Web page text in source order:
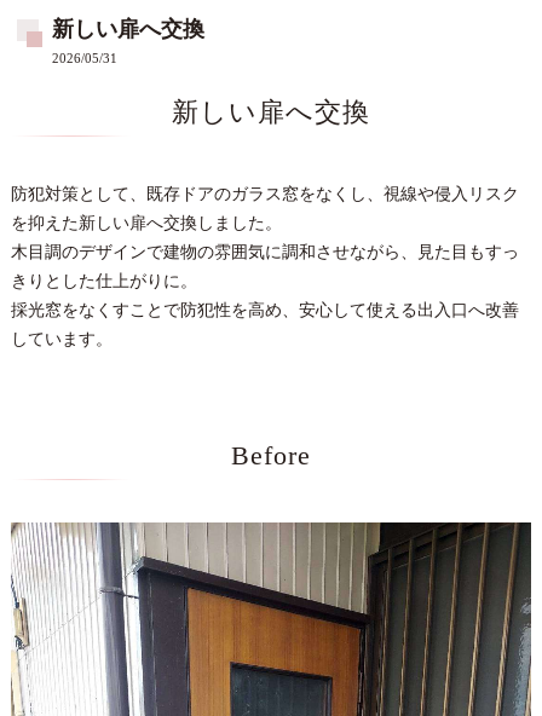
新しい扉へ交換
2026/05/31
新しい扉へ交換
防犯対策として、既存ドアのガラス窓をなくし、視線や侵入リスク
を抑えた新しい扉へ交換しました。
木目調のデザインで建物の雰囲気に調和させながら、見た目もすっ
きりとした仕上がりに。
採光窓をなくすことで防犯性を高め、安心して使える出入口へ改善
しています。
Before